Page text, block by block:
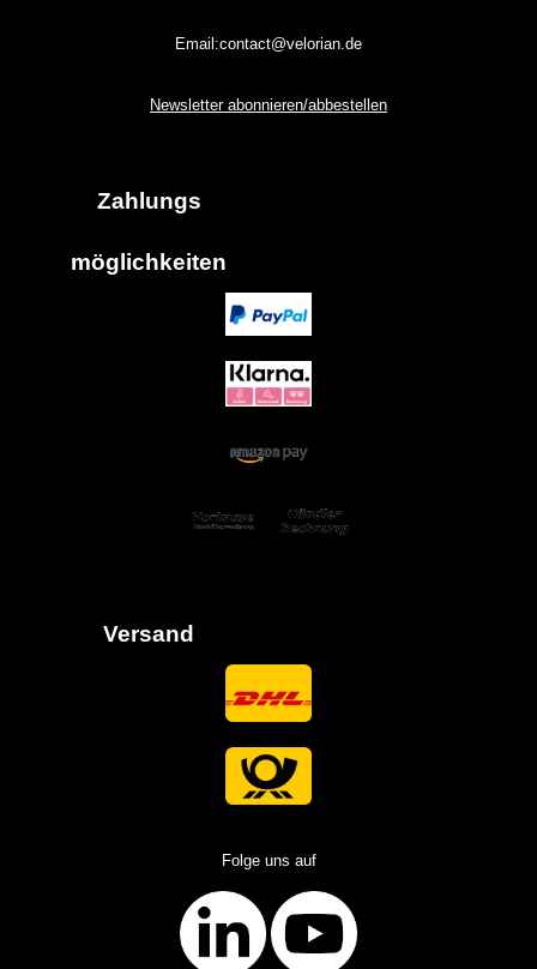
Email:contact@velorian.de
Newsletter abonnieren/abbestellen
Zahlungs
möglich keiten
Versand
Folge uns auf